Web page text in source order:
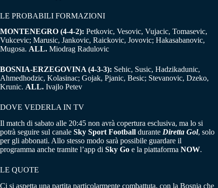
LE PROBABILI FORMAZIONI
MONTENEGRO (4-4-2): Petkovic, Vesovic, Vujacic, Tomasevic,
Vukcevic; Marusic, Jankovic, Raickovic, Jovovic; Hakasabanovic,
Mugosa. ALL. Miodrag Radulovic
BOSNIA-ERZEGOVINA (4-3-3): Sehic, Susic, Hadzikadunic,
Ahmedhodzic, Kolasinac; Gojak, Pjanic, Besic; Stevanovic, Dzeko,
Krunic. ALL. Ivajlo Petev
DOVE VEDERLA IN TV
Il match di sabato alle 20:45 non avrà copertura esclusiva, ma lo si
potrà seguire sul canale Sky Sport Football durante Diretta Gol, solo
per gli abbonati. Allo stesso modo sarà possibile guardare il
programma anche tramite l’app di Sky Go e la piattaforma NOW.
LE QUOTE
Ci si aspetta una partita particolarmente combattuta, con la Bosnia che